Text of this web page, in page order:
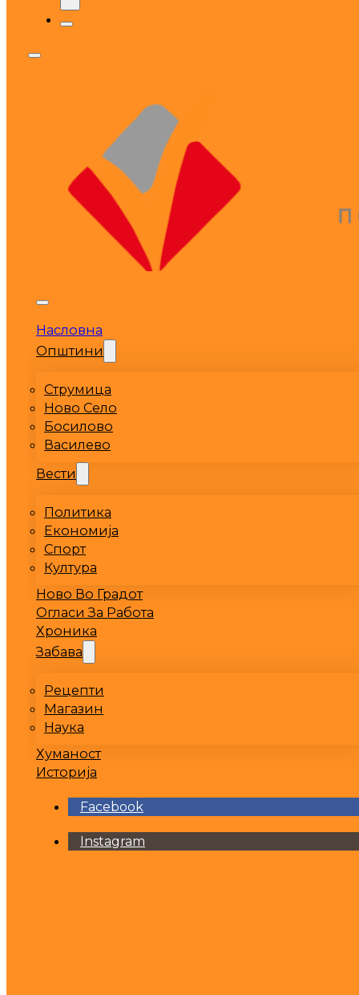
Насловна
Општини
Струмица
Ново Село
Босилово
Василево
Вести
Политика
Економија
Спорт
Култура
Ново Во Градот
Огласи За Работа
Хроника
Забава
Рецепти
Магазин
Наука
Хуманост
Историја
Facebook
Instagram